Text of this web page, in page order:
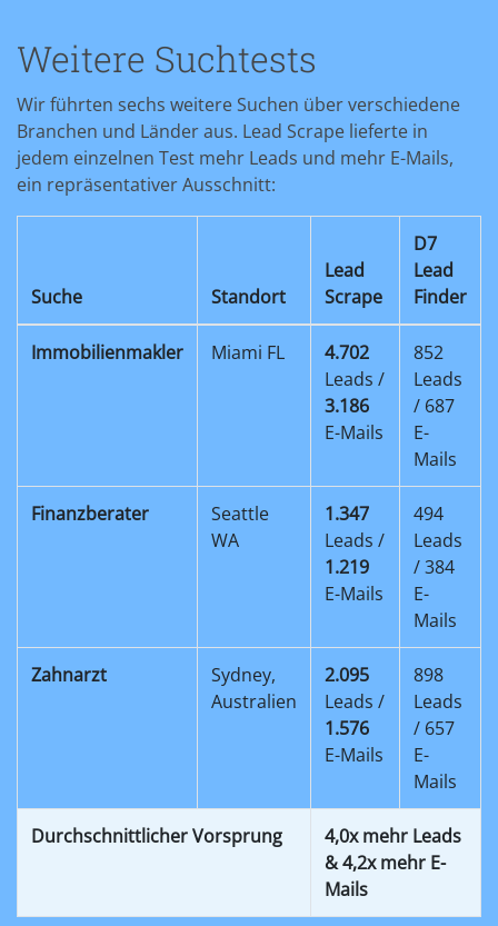
Weitere Suchtests
Wir führten sechs weitere Suchen über verschiedene
Branchen und Länder aus. Lead Scrape lieferte in
jedem einzelnen Test mehr Leads und mehr E-Mails,
ein repräsentativer Ausschnitt:
Suche Standort
Lead
Scrape
D7
Lead
Finder
Immobilienmakler Miami FL
4.702
Leads /
3.186
E-Mails
852
Leads
/ 687
E-
Mails
Finanzberater
Seattle
WA
1.347
Leads /
1.219
E-Mails
494
Leads
/ 384
E-
Mails
Zahnarzt
Sydney,
Australien
2.095
Leads /
1.576
E-Mails
898
Leads
/ 657
E-
Mails
Durchschnittlicher Vorsprung
4,0x mehr Leads
& 4,2x mehr E-
Mails